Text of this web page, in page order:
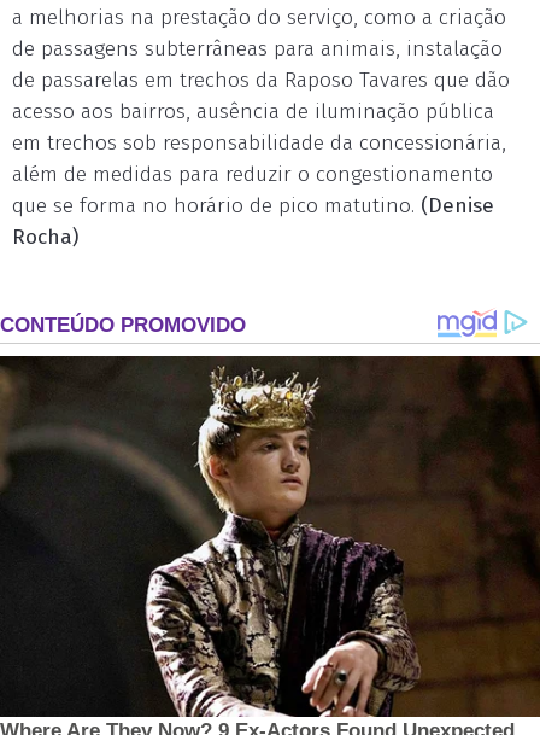
a melhorias na prestação do serviço, como a criação
de passagens subterrâneas para animais, instalação
de passarelas em trechos da Raposo Tavares que dão
acesso aos bairros, ausência de iluminação pública
em trechos sob responsabilidade da concessionária,
além de medidas para reduzir o congestionamento
que se forma no horário de pico matutino. (Denise
Rocha)